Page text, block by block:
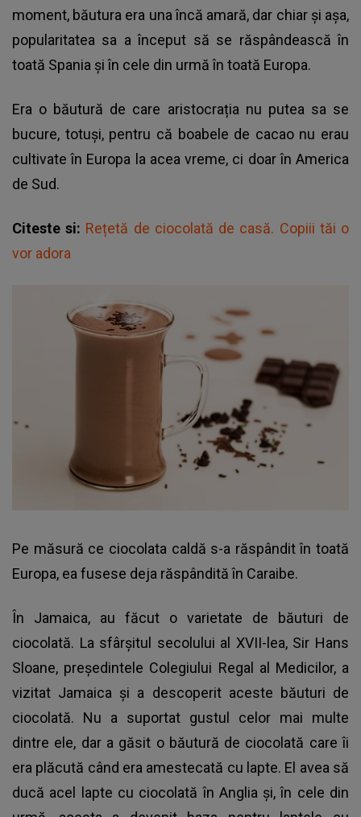
moment, băutura era una încă amară, dar chiar și așa,
popularitatea sa a început să se răspândească în
toată Spania și în cele din urmă în toată Europa.
Era o băutură de care aristocrația nu putea sa se
bucure, totuși, pentru că boabele de cacao nu erau
cultivate în Europa la acea vreme, ci doar în America
de Sud.
Citeste si: Rețetă de ciocolată de casă. Copiii tăi o
vor adora
Pe măsură ce ciocolata caldă s-a răspândit în toată
Europa, ea fusese deja răspândită în Caraibe.
În Jamaica, au făcut o varietate de băuturi de
ciocolată. La sfârșitul secolului al XVII-lea, Sir Hans
Sloane, președintele Colegiului Regal al Medicilor, a
vizitat Jamaica și a descoperit aceste băuturi de
ciocolată. Nu a suportat gustul celor mai multe
dintre ele, dar a găsit o băutură de ciocolată care îi
era plăcută când era amestecată cu lapte. El avea să
ducă acel lapte cu ciocolată în Anglia și, în cele din